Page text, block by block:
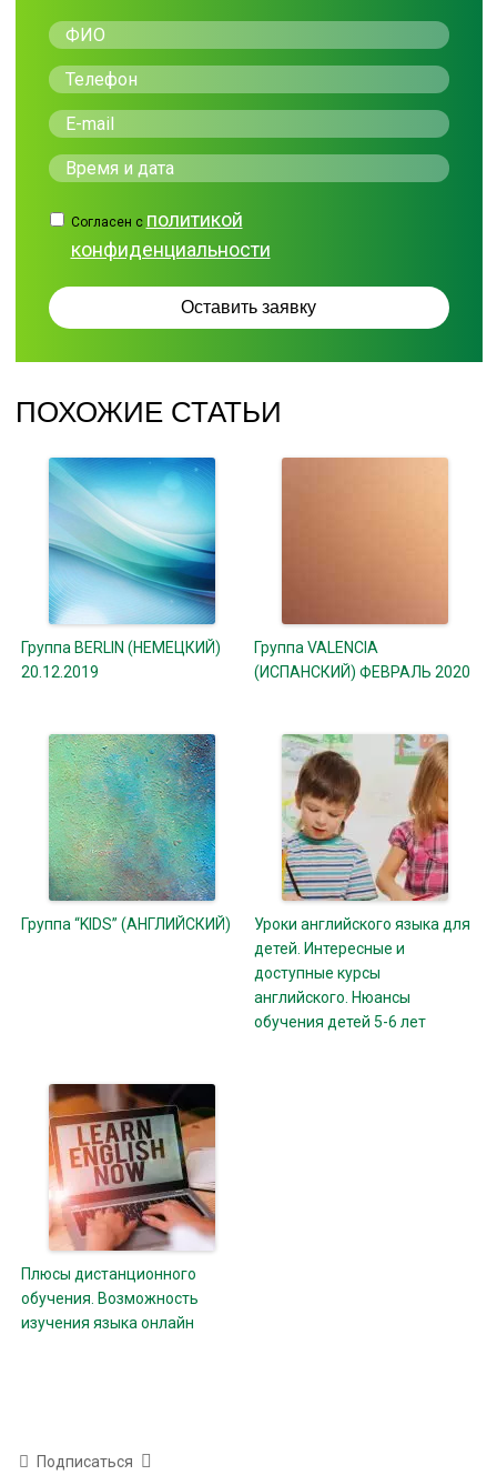
Согласен с политикой
конфиденциальности
ПОХОЖИЕ СТАТЬИ
Группа BERLIN (НЕМЕЦКИЙ)
20.12.2019
Группа VALENCIA
(ИСПАНСКИЙ) ФЕВРАЛЬ 2020
Группа “KIDS” (АНГЛИЙСКИЙ)
Уроки английского языка для
детей. Интересные и
доступные курсы
английского. Нюансы
обучения детей 5-6 лет
Плюсы дистанционного
обучения. Возможность
изучения языка онлайн
Подписаться